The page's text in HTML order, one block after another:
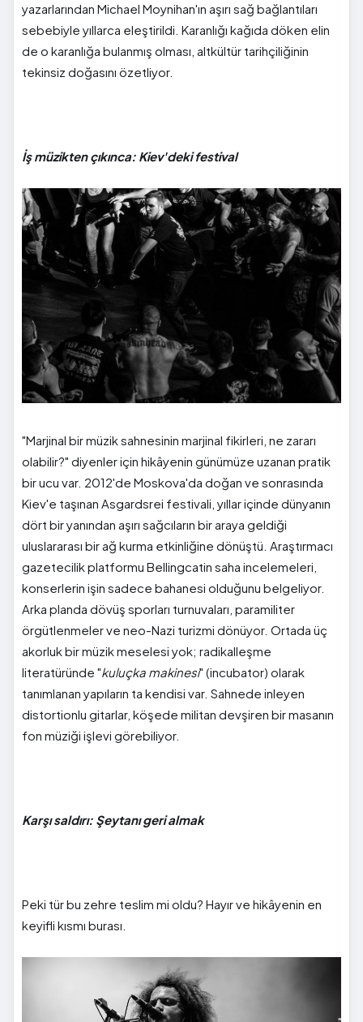
yazarlarından Michael Moynihan'ın aşırı sağ bağlantıları
sebebiyle yıllarca eleştirildi. Karanlığı kağıda döken elin
de o karanlığa bulanmış olması, altkültür tarihçiliğinin
tekinsiz doğasını özetliyor.
İş müzikten çıkınca: Kiev'deki festival
"Marjinal bir müzik sahnesinin marjinal fikirleri, ne zararı
olabilir?" diyenler için hikâyenin günümüze uzanan pratik
bir ucu var. 2012'de Moskova'da doğan ve sonrasında
Kiev'e taşınan Asgardsrei festivali, yıllar içinde dünyanın
dört bir yanından aşırı sağcıların bir araya geldiği
uluslararası bir ağ kurma etkinliğine dönüştü. Araştırmacı
gazetecilik platformu Bellingcatin saha incelemeleri,
konserlerin işin sadece bahanesi olduğunu belgeliyor.
Arka planda dövüş sporları turnuvaları, paramiliter
örgütlenmeler ve neo-Nazi turizmi dönüyor. Ortada üç
akorluk bir müzik meselesi yok; radikalleşme
literatüründe "kuluçka makinesi" (incubator) olarak
tanımlanan yapıların ta kendisi var. Sahnede inleyen
distortionlu gitarlar, köşede militan devşiren bir masanın
fon müziği işlevi görebiliyor.
Karşı saldırı: Şeytanı geri almak
Peki tür bu zehre teslim mi oldu? Hayır ve hikâyenin en
keyifli kısmı burası.